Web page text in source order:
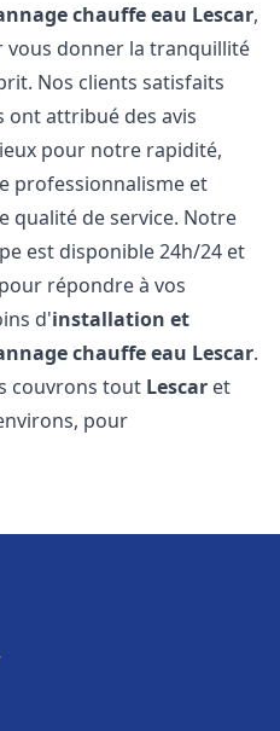
chauffe eau Lescar,
vous donner la tranquillité
Nos clients satisfaits
ont attribué des avis
pour notre rapidité,
professionnalisme et
qualité de service. Notre
est disponible 24h/24 et
répondre à vos
d'installation et
chauffe eau Lescar.
couvrons tout Lescar et
pour